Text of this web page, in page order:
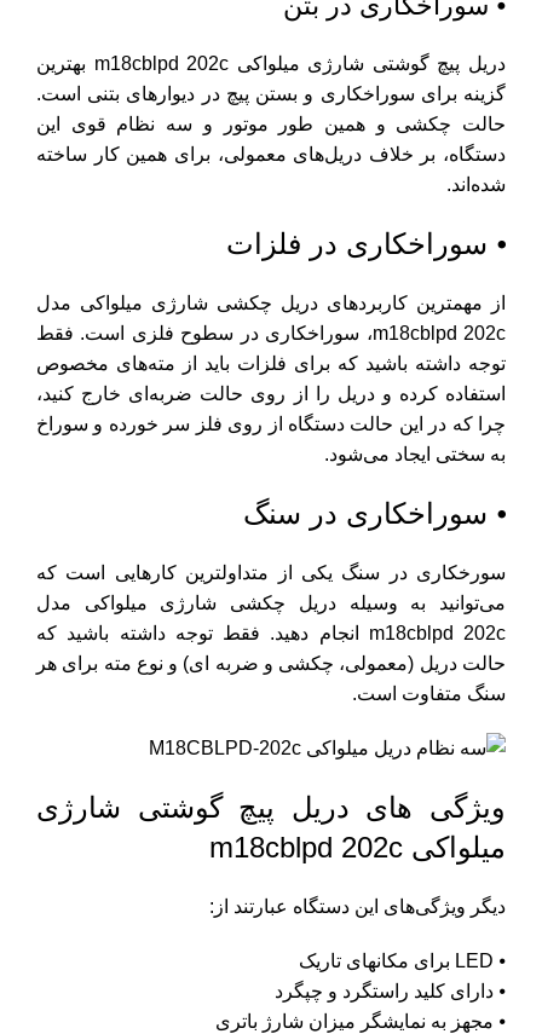
دریل پیچ گوشتی شارژی میلواکی m18cblpd 202c بهترین
گزینه برای سوراخکاری و بستن پیچ در دیوارهای بتنی است.
حالت چکشی و همین طور موتور و سه نظام قوی این
دستگاه، بر خلاف دریل‌های معمولی، برای همین کار ساخته
شده‌اند.
⦁ سوراخکاری در فلزات
از مهمترین کاربردهای دریل چکشی شارژی میلواکی مدل
m18cblpd 202c، سوراخکاری در سطوح فلزی است. فقط
توجه داشته باشید که برای فلزات باید از مته‌های مخصوص
استفاده کرده و دریل را از روی حالت ضربه‌ای خارج کنید،
چرا که در این حالت دستگاه از روی فلز سر خورده و سوراخ
به سختی ایجاد می‌­شود.
⦁ سوراخکاری در سنگ
سورخکاری در سنگ یکی از متداولترین کارهایی است که
می‌توانید به وسیله دریل چکشی شارژی میلواکی مدل
m18cblpd 202c انجام دهید. فقط توجه داشته باشید که
حالت دریل (معمولی، چکشی و ضربه ای) و نوع مته برای هر
سنگ متفاوت است.
ویژگی های دریل پیچ گوشتی شارژی
میلواکی m18cblpd 202c
دیگر ویژگی‌های این دستگاه عبارتند از:
⦁ LED برای مکانهای تاریک
⦁ دارای کلید راستگرد و چپگرد
⦁ مجهز به نمایشگر میزان شارژ باتری